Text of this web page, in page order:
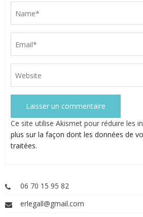
Ce site utilise Akismet pour réduire les
plus sur la façon dont les données de
traitées.
06 70 15 95 82
erlegall@gmail.com